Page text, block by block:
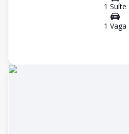
1 Suíte
1 Vaga